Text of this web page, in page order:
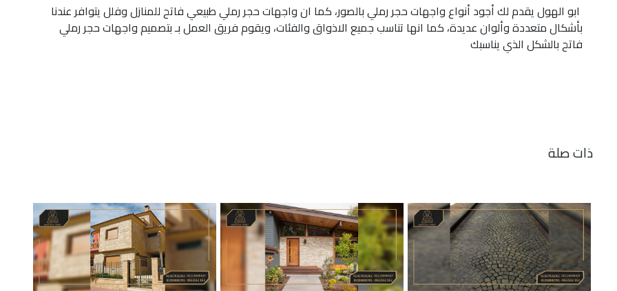
ابو الهول يقدم لك أجود أنواع واجهات حجر رملي بالصور، كما ان واجهات حجر رملي طبيعي فاتح للمنازل وفلل يتوافر عندنا
بأشكال متعددة وألوان عديدة، كما انها تناسب جميع الاذواق والفئات، ويقوم فريق العمل بـ بتصميم واجهات حجر رملي
فاتح بالشكل الذي يناسبك
ذات صلة